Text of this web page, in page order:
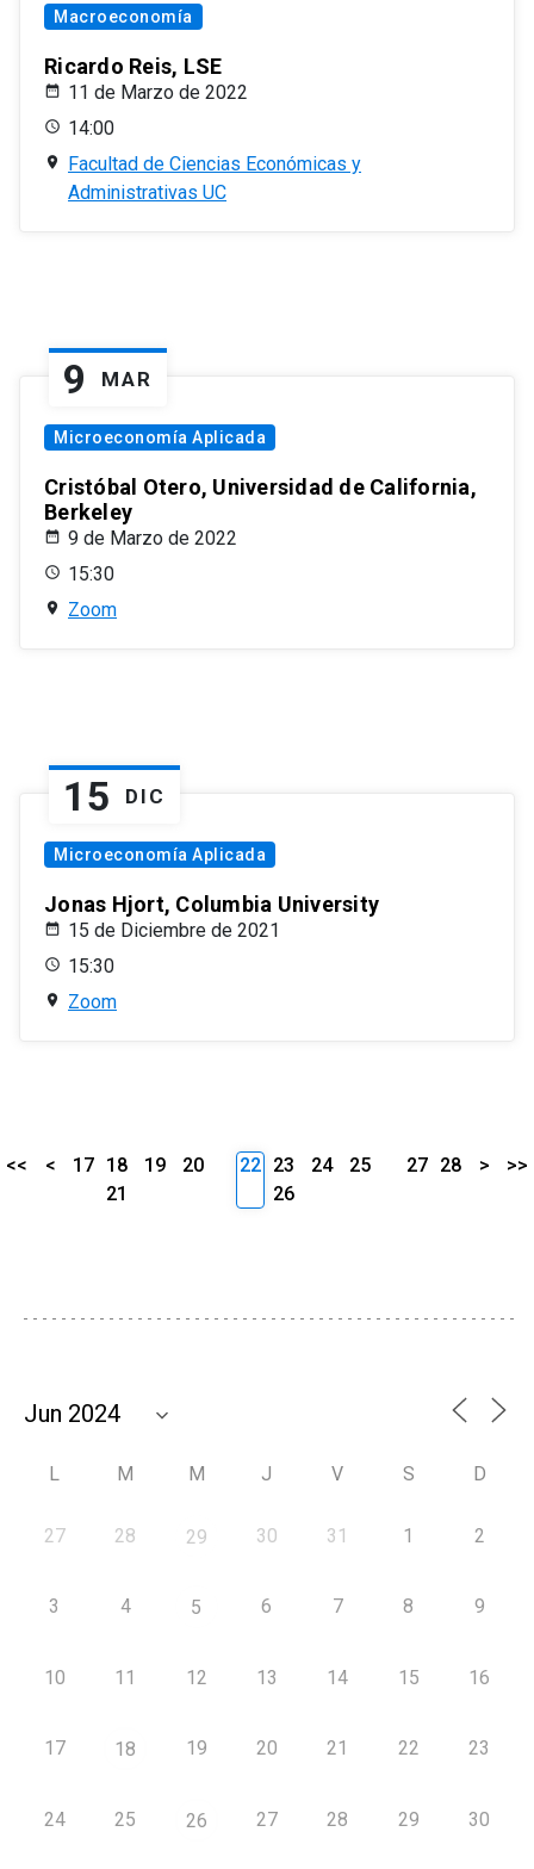
Macroeconomía
Ricardo Reis, LSE
11 de Marzo de 2022
14:00
Facultad de Ciencias Económicas y
Administrativas UC
9 MAR
Microeconomía Aplicada
Cristóbal Otero, Universidad de California,
Berkeley
9 de Marzo de 2022
15:30
Zoom
15 DIC
Microeconomía Aplicada
Jonas Hjort, Columbia University
15 de Diciembre de 2021
15:30
Zoom
<< < 17 18 19
20
21
22 23 24
25
26
27 28 > >>
L M M J V S D
27 28 29 30 31 1 2
3 4 5 6 7 8 9
10 11 12 13 14 15 16
17 18 19 20 21 22 23
24 25 26 27 28 29 30